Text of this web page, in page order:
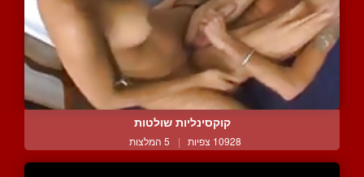
קוקסינליות שולטות
10928 צפיות | 5 המלצות